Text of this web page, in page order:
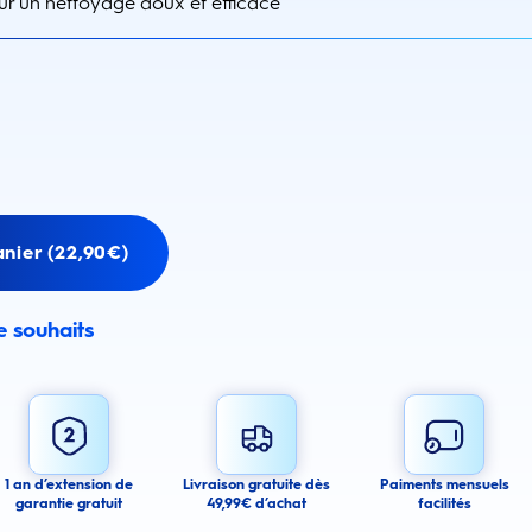
(22,90€)
souhaits
alerts about this product.
agree to receive email communications regarding this product. We may use
messages about product availability. We process your personal data as
may withdraw your consent or manage your email preferences at any time.
1 an d’extension de
garantie gratuit
Livraison gratuite dès
49,99€ d’achat
Paiments mensuels
facilités